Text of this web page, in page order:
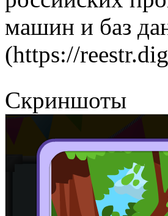
машин и баз
(https://
Скриншоты